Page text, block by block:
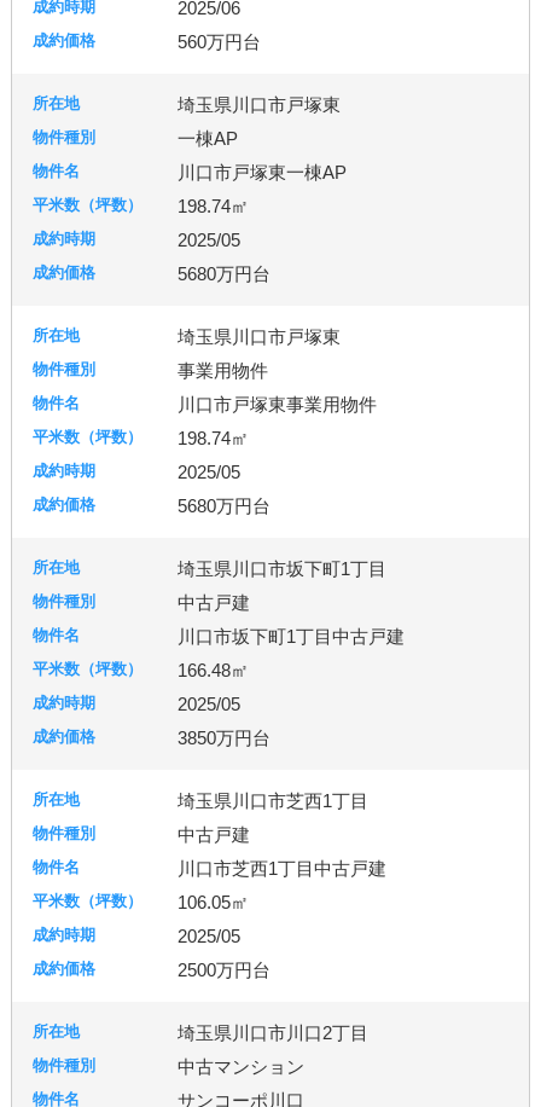
2025/06
560万円台
埼玉県川口市戸塚東
一棟AP
川口市戸塚東一棟AP
198.74㎡
2025/05
5680万円台
埼玉県川口市戸塚東
事業用物件
川口市戸塚東事業用物件
198.74㎡
2025/05
5680万円台
埼玉県川口市坂下町1丁目
中古戸建
川口市坂下町1丁目中古戸建
166.48㎡
2025/05
3850万円台
埼玉県川口市芝西1丁目
中古戸建
川口市芝西1丁目中古戸建
106.05㎡
2025/05
2500万円台
埼玉県川口市川口2丁目
中古マンション
サンコーポ川口